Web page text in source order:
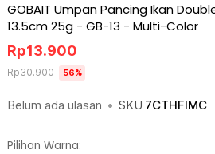
GOBAIT Umpan Pancing Ikan
13.5cm 25g - GB-13 - Multi-Color
Belum ada ulasan • SKU 7CTHFIMC
Rp13.900
Rp30.900 56%
Pilihan Warna: